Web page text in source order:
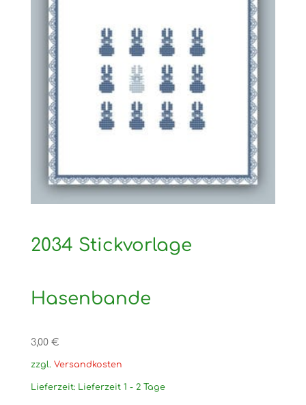
2034 Stickvorlage
Hasenbande
3,00 €
zzgl. Versandkosten
Lieferzeit: Lieferzeit 1 - 2 Tage